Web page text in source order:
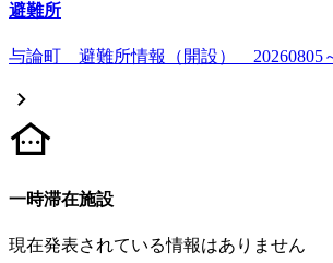
避難所
与論町 避難所情報（開設） 20260805
一時滞在施設
現在発表されている情報はありません